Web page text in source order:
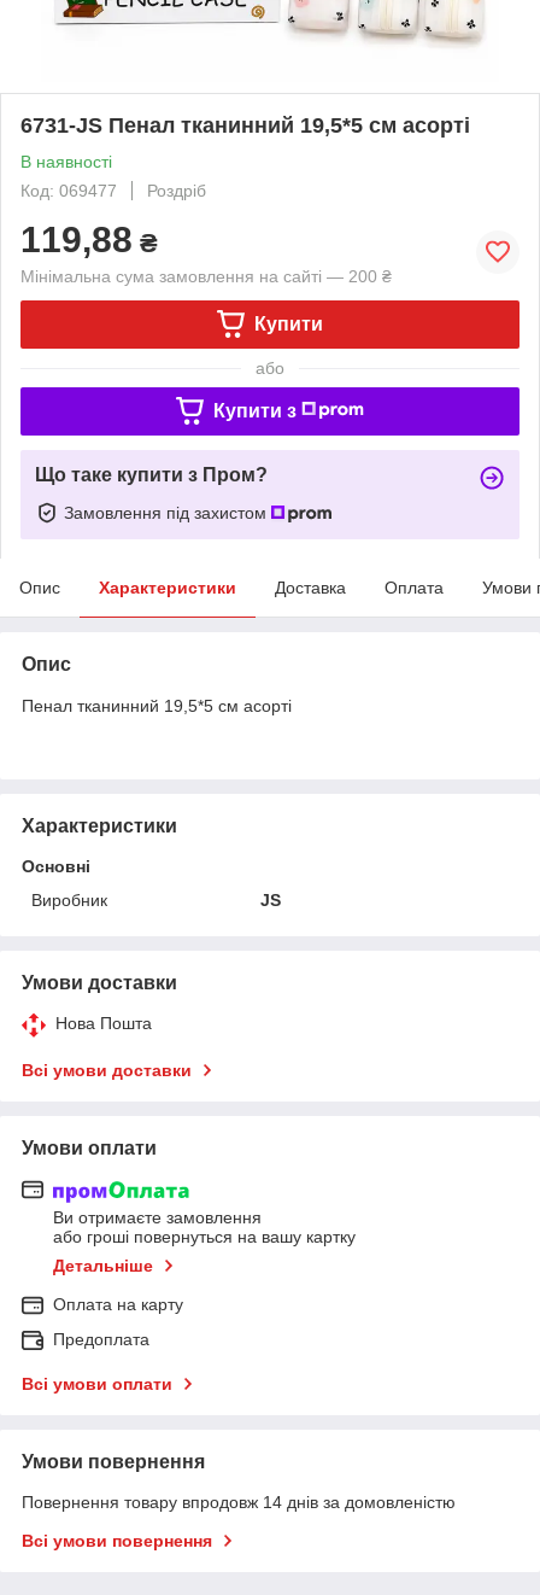
6731-JS Пенал тканинний 19,5*5 см асорті
В наявності
Код: 069477
Роздріб
119,88 ₴
Мінімальна сума замовлення на сайті — 200 ₴
Купити
або
Купити з
Що таке купити з Пром?
Замовлення під захистом
Опис Характеристики Доставка Оплата Умови
Опис
Пенал тканинний 19,5*5 см асорті
Характеристики
Основні
Виробник
JS
Умови доставки
Нова Пошта
Всі умови доставки
Умови оплати
Ви отримаєте замовлення
або гроші повернуться на вашу картку
Детальніше
Оплата на карту
Предоплата
Всі умови оплати
Умови повернення
Повернення товару впродовж 14 днів за домовленістю
Всі умови повернення